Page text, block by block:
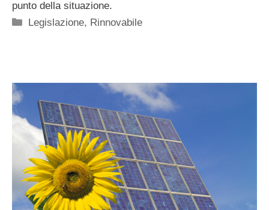
punto della situazione.
Categorie
Legislazione, Rinnovabile